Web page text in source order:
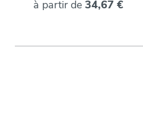
à partir de 34,67 €